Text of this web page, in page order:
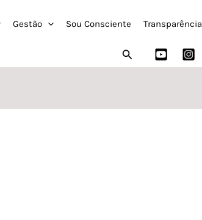
Gestão Sou Consciente Transparência
Pesquisar